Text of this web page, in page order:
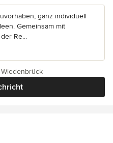
ganz individuell
Gemeinsam mit
Re...